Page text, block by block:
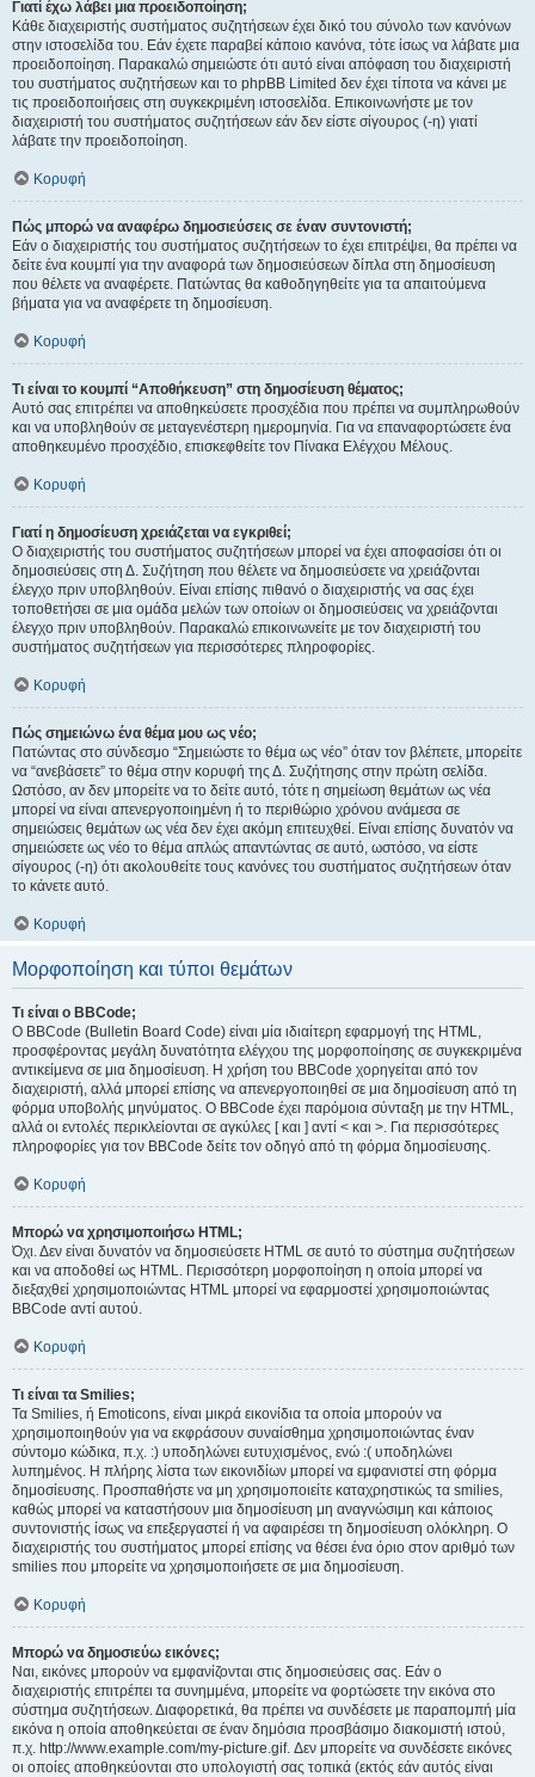
Γιατί έχω λάβει μια προειδοποίηση;
Κάθε διαχειριστής συστήματος συζητήσεων έχει δικό του σύνολο των κανόνων
στην ιστοσελίδα του. Εάν έχετε παραβεί κάποιο κανόνα, τότε ίσως να λάβατε μια
προειδοποίηση. Παρακαλώ σημειώστε ότι αυτό είναι απόφαση του διαχειριστή
του συστήματος συζητήσεων και το phpBB Limited δεν έχει τίποτα να κάνει με
τις προειδοποιήσεις στη συγκεκριμένη ιστοσελίδα. Επικοινωνήστε με τον
διαχειριστή του συστήματος συζητήσεων εάν δεν είστε σίγουρος (-η) γιατί
λάβατε την προειδοποίηση.
Κορυφή
Πώς μπορώ να αναφέρω δημοσιεύσεις σε έναν συντονιστή;
Εάν ο διαχειριστής του συστήματος συζητήσεων το έχει επιτρέψει, θα πρέπει να
δείτε ένα κουμπί για την αναφορά των δημοσιεύσεων δίπλα στη δημοσίευση
που θέλετε να αναφέρετε. Πατώντας θα καθοδηγηθείτε για τα απαιτούμενα
βήματα για να αναφέρετε τη δημοσίευση.
Κορυφή
Τι είναι το κουμπί “Αποθήκευση” στη δημοσίευση θέματος;
Αυτό σας επιτρέπει να αποθηκεύσετε προσχέδια που πρέπει να συμπληρωθούν
και να υποβληθούν σε μεταγενέστερη ημερομηνία. Για να επαναφορτώσετε ένα
αποθηκευμένο προσχέδιο, επισκεφθείτε τον Πίνακα Ελέγχου Μέλους.
Κορυφή
Γιατί η δημοσίευση χρειάζεται να εγκριθεί;
Ο διαχειριστής του συστήματος συζητήσεων μπορεί να έχει αποφασίσει ότι οι
δημοσιεύσεις στη Δ. Συζήτηση που θέλετε να δημοσιεύσετε να χρειάζονται
έλεγχο πριν υποβληθούν. Είναι επίσης πιθανό ο διαχειριστής να σας έχει
τοποθετήσει σε μια ομάδα μελών των οποίων οι δημοσιεύσεις να χρειάζονται
έλεγχο πριν υποβληθούν. Παρακαλώ επικοινωνείτε με τον διαχειριστή του
συστήματος συζητήσεων για περισσότερες πληροφορίες.
Κορυφή
Πώς σημειώνω ένα θέμα μου ως νέο;
Πατώντας στο σύνδεσμο “Σημειώστε το θέμα ως νέο” όταν τον βλέπετε, μπορείτε
να “ανεβάσετε” το θέμα στην κορυφή της Δ. Συζήτησης στην πρώτη σελίδα.
Ωστόσο, αν δεν μπορείτε να το δείτε αυτό, τότε η σημείωση θεμάτων ως νέα
μπορεί να είναι απενεργοποιημένη ή το περιθώριο χρόνου ανάμεσα σε
σημειώσεις θεμάτων ως νέα δεν έχει ακόμη επιτευχθεί. Είναι επίσης δυνατόν να
σημειώσετε ως νέο το θέμα απλώς απαντώντας σε αυτό, ωστόσο, να είστε
σίγουρος (-η) ότι ακολουθείτε τους κανόνες του συστήματος συζητήσεων όταν
το κάνετε αυτό.
Κορυφή
Μορφοποίηση και τύποι θεμάτων
Τι είναι ο BBCode;
Ο BBCode (Bulletin Board Code) είναι μία ιδιαίτερη εφαρμογή της HTML,
προσφέροντας μεγάλη δυνατότητα ελέγχου της μορφοποίησης σε συγκεκριμένα
αντικείμενα σε μια δημοσίευση. Η χρήση του BBCode χορηγείται από τον
διαχειριστή, αλλά μπορεί επίσης να απενεργοποιηθεί σε μια δημοσίευση από τη
φόρμα υποβολής μηνύματος. Ο BBCode έχει παρόμοια σύνταξη με την HTML,
αλλά οι εντολές περικλείονται σε αγκύλες [ και ] αντί < και >. Για περισσότερες
πληροφορίες για τον BBCode δείτε τον οδηγό από τη φόρμα δημοσίευσης.
Κορυφή
Μπορώ να χρησιμοποιήσω HTML;
Όχι. Δεν είναι δυνατόν να δημοσιεύσετε HTML σε αυτό το σύστημα συζητήσεων
και να αποδοθεί ως HTML. Περισσότερη μορφοποίηση η οποία μπορεί να
διεξαχθεί χρησιμοποιώντας HTML μπορεί να εφαρμοστεί χρησιμοποιώντας
BBCode αντί αυτού.
Κορυφή
Τι είναι τα Smilies;
Τα Smilies, ή Emoticons, είναι μικρά εικονίδια τα οποία μπορούν να
χρησιμοποιηθούν για να εκφράσουν συναίσθημα χρησιμοποιώντας έναν
σύντομο κώδικα, π.χ. :) υποδηλώνει ευτυχισμένος, ενώ :( υποδηλώνει
λυπημένος. Η πλήρης λίστα των εικονιδίων μπορεί να εμφανιστεί στη φόρμα
δημοσίευσης. Προσπαθήστε να μη χρησιμοποιείτε καταχρηστικώς τα smilies,
καθώς μπορεί να καταστήσουν μια δημοσίευση μη αναγνώσιμη και κάποιος
συντονιστής ίσως να επεξεργαστεί ή να αφαιρέσει τη δημοσίευση ολόκληρη. Ο
διαχειριστής του συστήματος μπορεί επίσης να θέσει ένα όριο στον αριθμό των
smilies που μπορείτε να χρησιμοποιήσετε σε μια δημοσίευση.
Κορυφή
Μπορώ να δημοσιεύω εικόνες;
Ναι, εικόνες μπορούν να εμφανίζονται στις δημοσιεύσεις σας. Εάν ο
διαχειριστής επιτρέπει τα συνημμένα, μπορείτε να φορτώσετε την εικόνα στο
σύστημα συζητήσεων. Διαφορετικά, θα πρέπει να συνδέσετε με παραπομπή μία
εικόνα η οποία αποθηκεύεται σε έναν δημόσια προσβάσιμο διακομιστή ιστού,
π.χ. http://www.example.com/my-picture.gif. Δεν μπορείτε να συνδέσετε εικόνες
οι οποίες αποθηκεύονται στο υπολογιστή σας τοπικά (εκτός εάν αυτός είναι